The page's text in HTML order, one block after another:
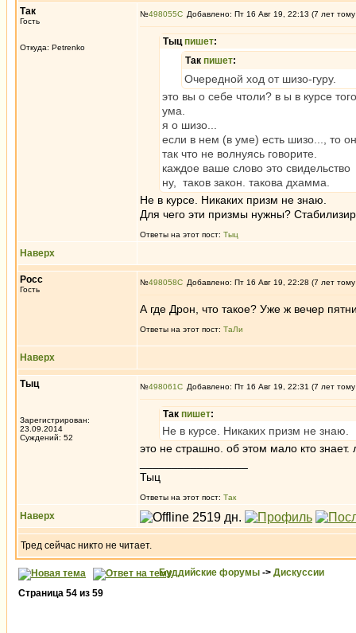
Так
Гость
Откуда: Petrenko
№498055 Добавлено: Пт 16 Авг 19, 22:13 (7 лет
Tыцпишет:
Так пишет:
Очередной ход от шизо-гуру.
это вы о себе чтоли? в ы в курсе
ума.
я о шизо...
если в нем (в уме) есть шизо..., то
так что не волнуясь говорите.
каждое ваше слово это
ну, таков закон. такова дхамма.
Не в курсе. Никаких призм не знаю.
Для чего эти призмы нужны?
Ответы на этот пост: Tыц
Наверх
Росс
Гость
№498058 Добавлено: Пт 16 Авг 19, 22:28 (7 лет
А где Дрон, что такое? Уже ж вечер
Ответы на этот пост: ТаЛи
Наверх
Tыц
Зарегистрирован:
23.09.2014
Суждений: 52
№498061 Добавлено: Пт 16 Авг 19, 22:31 (7 лет
Так пишет:
Не в курсе. Никаких призм не знаю.
это не страшно. об этом мало кто
Тыц
Ответы на этот пост: Так
Наверх
Тред сейчас никто не читает.
Буддийские форумы -> Дискуссии
Страница 54 из 59